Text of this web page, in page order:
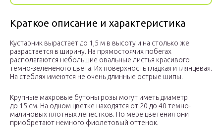
Краткое описание и характеристика
Кустарник вырастает до 1,5 м в высоту и на столько же
разрастается в ширину. На прямостоячих побегах
располагаются небольшие овальные листья красивого
темно-зелененого цвета. Их поверхность гладкая и глянцевая.
На стеблях имеются не очень длинные острые шипы.
Крупные махровые бутоны розы могут иметь диаметр
до 15 см. На одном цветке находятся от 20 до 40 темно-
малиновых плотных лепестков. По мере цветения они
приобретают немного фиолетовый оттенок.